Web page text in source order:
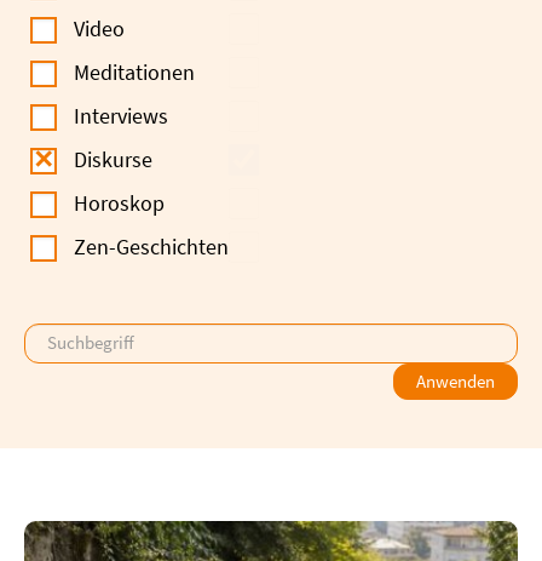
Video
Meditationen
Interviews
Diskurse
Horoskop
Zen-Geschichten
Anwenden